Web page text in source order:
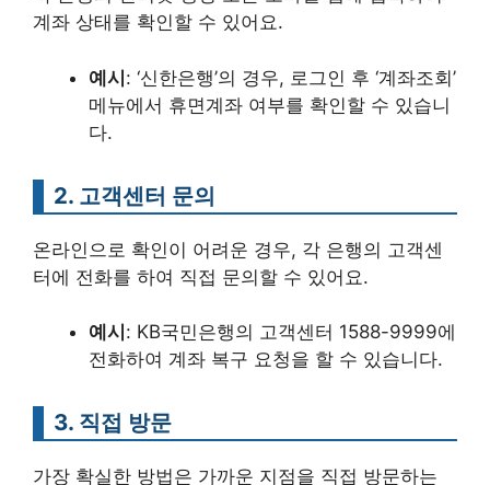
계좌 상태를 확인할 수 있어요.
예시: ‘신한은행’의 경우, 로그인 후 ‘계좌조회’
메뉴에서 휴면계좌 여부를 확인할 수 있습니
다.
2. 고객센터 문의
온라인으로 확인이 어려운 경우, 각 은행의 고객센
터에 전화를 하여 직접 문의할 수 있어요.
예시 : KB국민은행의 고객센터 1588-9999에
전화하여 계좌 복구 요청을 할 수 있습니다.
3. 직접 방문
가장 확실한 방법은 가까운 지점을 직접 방문하는